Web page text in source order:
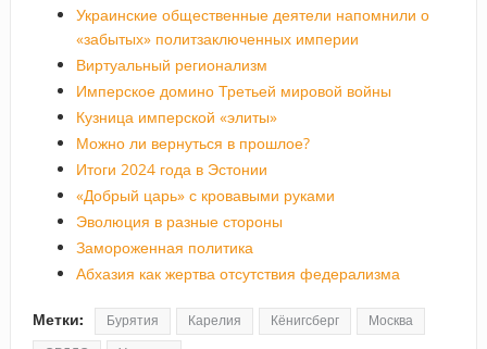
Украинские общественные деятели напомнили о
«забытых» политзаключенных империи
Виртуальный регионализм
Имперское домино Третьей мировой войны
Кузница имперской «элиты»
Можно ли вернуться в прошлое?
Итоги 2024 года в Эстонии
«Добрый царь» с кровавыми руками
Эволюция в разные стороны
Замороженная политика
Абхазия как жертва отсутствия федерализма
Метки: Бурятия Карелия Кёнигсберг Москва